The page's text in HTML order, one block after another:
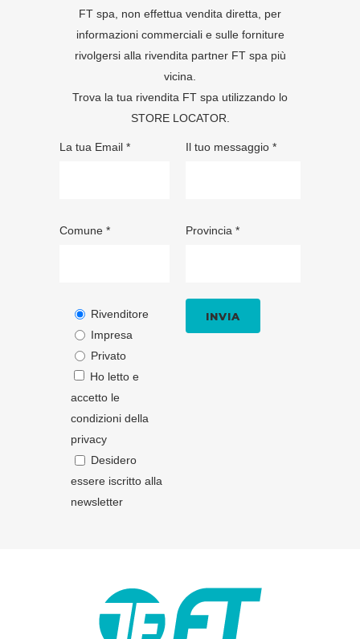
FT spa, non effettua vendita diretta, per
informazioni commerciali e sulle forniture
rivolgersi alla rivendita partner FT spa più
vicina.
Trova la tua rivendita FT spa utilizzando lo
STORE LOCATOR
La tua Email *
Comune *
Rivenditore
Impresa
Privato
Ho letto e
accetto le
condizioni della
privacy
Desidero
essere iscritto alla
newsletter
Il tuo messaggio *
Provincia *